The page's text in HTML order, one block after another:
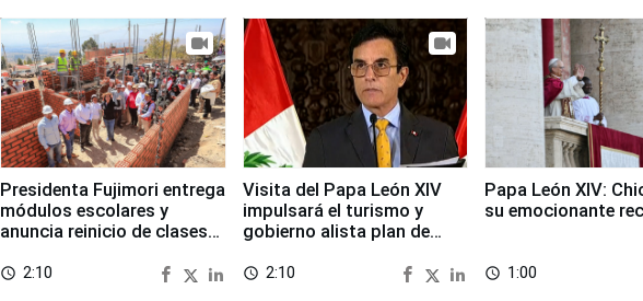
Presidenta Fujimori entrega
módulos escolares y
anuncia reinicio de clases
access_time 2:10
Visita del Papa León XIV
impulsará el turismo y
gobierno alista plan de
access_time 2:10
Papa León XIV:
su emocionante
access_time 1:00